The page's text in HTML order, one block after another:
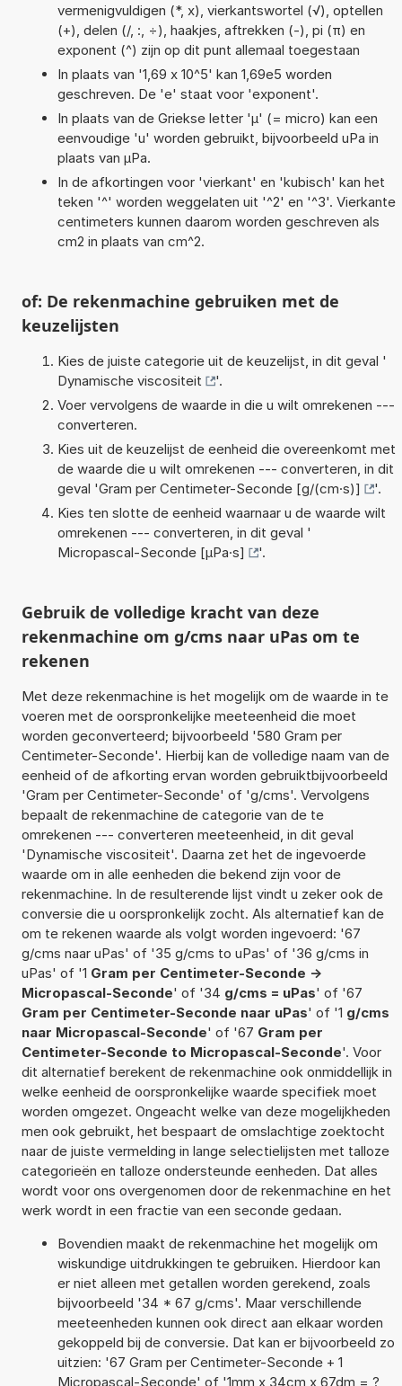
vermenigvuldigen (*, x), vierkantswortel (√), optellen
(+), delen (/, :, ÷), haakjes, aftrekken (-), pi (π) en
exponent (^) zijn op dit punt allemaal toegestaan
In plaats van '1,69 x 10^5' kan 1,69e5 worden
geschreven. De 'e' staat voor 'exponent'.
In plaats van de Griekse letter 'µ' (= micro) kan een
eenvoudige 'u' worden gebruikt, bijvoorbeeld uPa in
plaats van µPa.
In de afkortingen voor 'vierkant' en 'kubisch' kan het
teken '^' worden weggelaten uit '^2' en '^3'. Vierkante
centimeters kunnen daarom worden geschreven als
cm2 in plaats van cm^2.
of: De rekenmachine gebruiken met de
keuzelijsten
Kies de juiste categorie uit de keuzelijst, in dit geval '
Dynamische viscositeit
'.
Voer vervolgens de waarde in die u wilt omrekenen ---
converteren.
Kies uit de keuzelijst de eenheid die overeenkomt met
de waarde die u wilt omrekenen --- converteren, in dit
geval 'Gram per Centimeter-Seconde [g/(cm·s)]
'.
Kies ten slotte de eenheid waarnaar u de waarde wilt
omrekenen --- converteren, in dit geval '
Micropascal-Seconde [µPa·s]
'.
Gebruik de volledige kracht van deze
rekenmachine om g/cms naar uPas om te
rekenen
Met deze rekenmachine is het mogelijk om de waarde in te
voeren met de oorspronkelijke meeteenheid die moet
worden geconverteerd; bijvoorbeeld '580 Gram per
Centimeter-Seconde'. Hierbij kan de volledige naam van de
eenheid of de afkorting ervan worden gebruiktbijvoorbeeld
'Gram per Centimeter-Seconde' of 'g/cms'. Vervolgens
bepaalt de rekenmachine de categorie van de te
omrekenen --- converteren meeteenheid, in dit geval
'Dynamische viscositeit'. Daarna zet het de ingevoerde
waarde om in alle eenheden die bekend zijn voor de
rekenmachine. In de resulterende lijst vindt u zeker ook de
conversie die u oorspronkelijk zocht. Als alternatief kan de
om te rekenen waarde als volgt worden ingevoerd: '67
g/cms naar uPas' of '35 g/cms to uPas' of '36 g/cms in
uPas' of '1 Gram per Centimeter-Seconde ->
Micropascal-Seconde' of '34 g/cms = uPas' of '67
Gram per Centimeter-Seconde naar uPas' of '1 g/cms
naar Micropascal-Seconde' of '67 Gram per
Centimeter-Seconde to Micropascal-Seconde'. Voor
dit alternatief berekent de rekenmachine ook onmiddellijk in
welke eenheid de oorspronkelijke waarde specifiek moet
worden omgezet. Ongeacht welke van deze mogelijkheden
men ook gebruikt, het bespaart de omslachtige zoektocht
naar de juiste vermelding in lange selectielijsten met talloze
categorieën en talloze ondersteunde eenheden. Dat alles
wordt voor ons overgenomen door de rekenmachine en het
werk wordt in een fractie van een seconde gedaan.
Bovendien maakt de rekenmachine het mogelijk om
wiskundige uitdrukkingen te gebruiken. Hierdoor kan
er niet alleen met getallen worden gerekend, zoals
bijvoorbeeld '34 * 67 g/cms'. Maar verschillende
meeteenheden kunnen ook direct aan elkaar worden
gekoppeld bij de conversie. Dat kan er bijvoorbeeld zo
uitzien: '67 Gram per Centimeter-Seconde + 1
Micropascal-Seconde' of '1mm x 34cm x 67dm = ?